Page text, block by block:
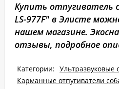
Купить отпугиватель
LS-977F" в Элисте
нашем магазине.
отзывы, подробное
Категории: Ультразвуковые
Карманные отпугиватели